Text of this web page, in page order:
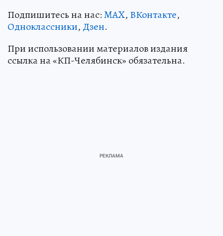
Подпишитесь на нас:MAX, ВКонтакте,
Одноклассники, Дзен.
При использовании материалов издания
ссылка на «КП-Челябинск» обязательна.